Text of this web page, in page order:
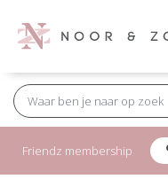
Friendz membership